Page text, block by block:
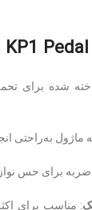
شده برای
ماژول به‌راحتی
ضربه برای حس
: مناسب برای